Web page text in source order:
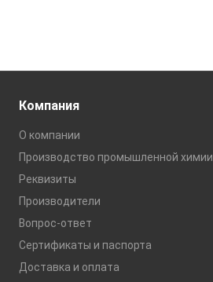
Компания
О компании
Производство промышленной химии
Реквизиты
Производители
Вопрос-ответ
Сертификаты и паспорта
Доставка и оплата